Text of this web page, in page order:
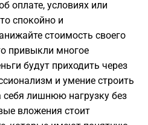
оплате, условиях или
спокойно и
стоимость своего
привыкли многое
будут приходить через
и умение строить
себя лишнюю нагрузку без
вложения стоит